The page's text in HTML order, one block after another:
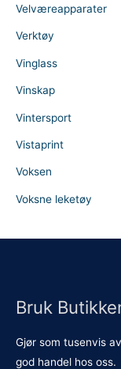
Velværeapparater
Verktøy
Vinglass
Vinskap
Vintersport
Vistaprint
Voksen
Voksne leketøy
Bruk
Gjør som tusenvis
god handel hos oss.